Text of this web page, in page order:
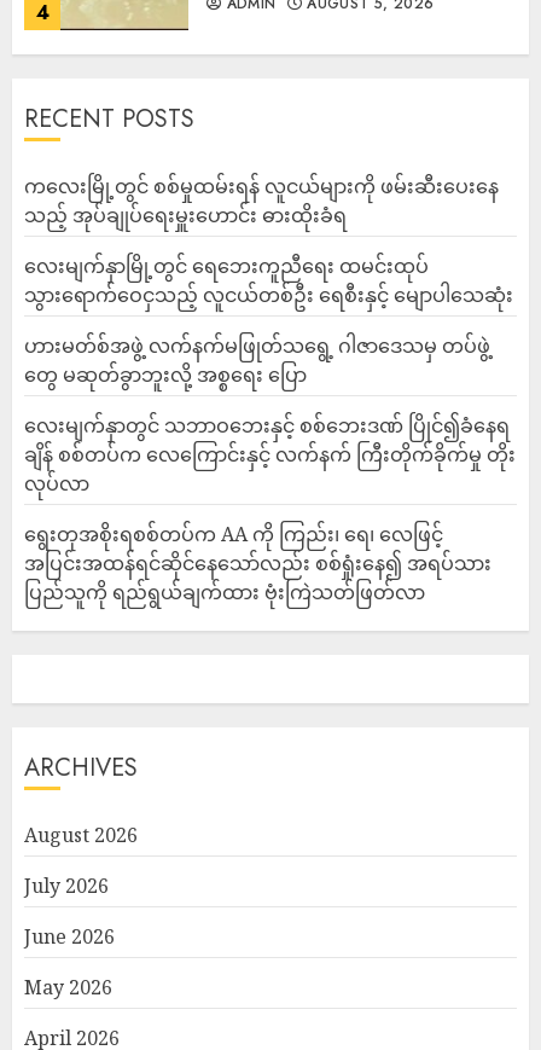
4
RECENT POSTS
ကလေးမြို့တွင် စစ်မှုထမ်းရန် လူငယ်များကို ဖမ်းဆီးပေးနေ
သည့် အုပ်ချုပ်ရေးမှူးဟောင်း ဓားထိုးခံရ
လေးမျက်နှာမြို့တွင် ရေဘေးကူညီရေး ထမင်းထုပ်
သွားရောက်ဝေငှသည့် လူငယ်တစ်ဦး ရေစီးနှင့် မျောပါသေဆုံး
ဟားမတ်စ်အဖွဲ့ လက်နက်မဖြုတ်သရွေ့ ဂါဇာဒေသမှ တပ်ဖွဲ့
တွေ မဆုတ်ခွာဘူးလို့ အစ္စရေး ပြော
‎လေးမျက်နှာတွင် သဘာဝဘေးနှင့် စစ်ဘေးဒဏ် ပြိုင်၍ခံနေရ
ချိန် စစ်တပ်က လေကြောင်းနှင့် လက်နက် ကြီးတိုက်ခိုက်မှု တိုး
လုပ်လာ
ရွေးတုအစိုးရစစ်တပ်က AA ကို ကြည်း၊ ရေ၊ လေဖြင့်
အပြင်းအထန်ရင်ဆိုင်နေသော်လည်း စစ်ရှုံးနေ၍ အရပ်သား
ပြည်သူကို ရည်ရွယ်ချက်ထား ဗုံးကြဲသတ်ဖြတ်လာ
ARCHIVES
August 2026
July 2026
June 2026
May 2026
April 2026